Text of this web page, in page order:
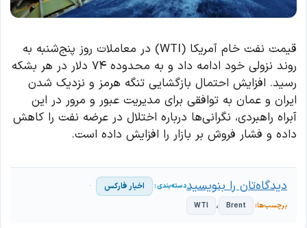
قیمت نفت خام آمریکا (WTI) در معاملات روز پنج‌شنبه به
روند نزولی خود ادامه داد و به محدوده ۷۴ دلار در هر بشکه
رسید. افزایش احتمال بازگشایی تنگه هرمز و نزدیک شدن
ایران و عمان به توافقی برای مدیریت عبور و مرور در این
آبراه راهبردی، نگرانی‌ها درباره اختلال در عرضه نفت را کاهش
داده و فشار فروش بر بازار را افزایش داده است.
اخبار فارکس
Brent ، WTI
دیدگاه‌تان را بنویسید